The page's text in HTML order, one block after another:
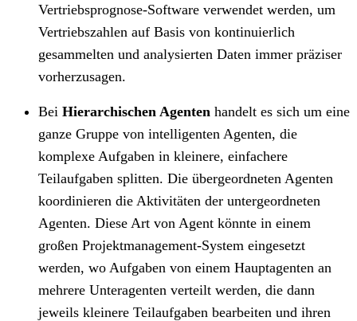
Vertriebsprognose-Software verwendet werden, um
Vertriebszahlen auf Basis von kontinuierlich
gesammelten und analysierten Daten immer präziser
vorherzusagen.
Bei Hierarchischen Agenten handelt es sich um eine
ganze Gruppe von intelligenten Agenten, die
komplexe Aufgaben in kleinere, einfachere
Teilaufgaben splitten. Die übergeordneten Agenten
koordinieren die Aktivitäten der untergeordneten
Agenten. Diese Art von Agent könnte in einem
großen Projektmanagement-System eingesetzt
werden, wo Aufgaben von einem Hauptagenten an
mehrere Unteragenten verteilt werden, die dann
jeweils kleinere Teilaufgaben bearbeiten und ihren